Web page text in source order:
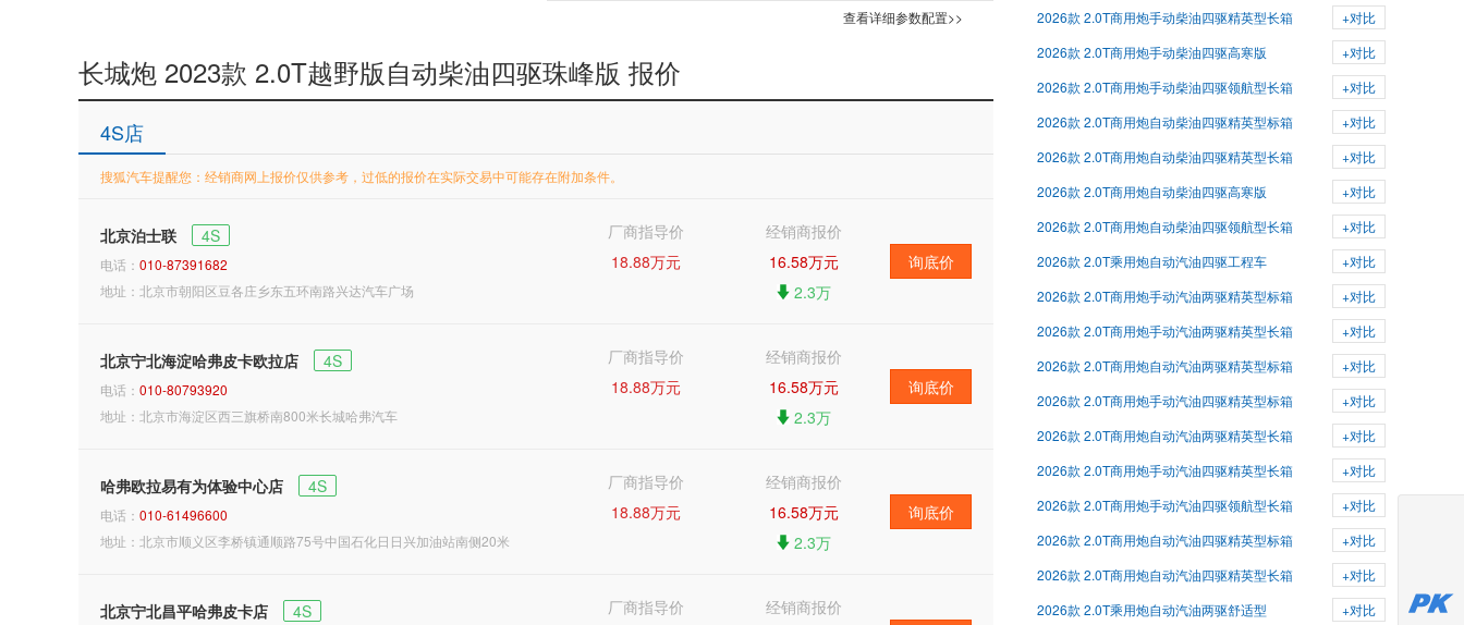
查看详细参数配置>>
长城炮 2023款 2.0T越野版自动柴油四驱珠峰版 报价
4S店
搜狐汽车提醒您：经销商网上报价仅供参考，过低的报价在实际交易中可能存在附加条件。
北京泊士联 4S
电话： 010-87391682
地址：北京市朝阳区豆各庄乡东五环南路兴达汽车广场
厂商指导价
18.88万元
经销商报价
16.58万元
2.3万
询底价
北京宁北海淀哈弗皮卡欧拉店 4S
电话： 010-80793920
地址：北京市海淀区西三旗桥南800米长城哈弗汽车
厂商指导价
18.88万元
经销商报价
16.58万元
2.3万
询底价
哈弗欧拉易有为体验中心店 4S
电话： 010-61496600
地址：北京市顺义区李桥镇通顺路75号中国石化日日兴加油站南侧20米
厂商指导价
18.88万元
经销商报价
16.58万元
2.3万
询底价
北京宁北昌平哈弗皮卡店 4S
厂商指导价
经销商报价
+对比
2026款 2.0T商用炮手动柴油四驱精英型长箱
+对比
2026款 2.0T商用炮手动柴油四驱高寒版
+对比
2026款 2.0T商用炮手动柴油四驱领航型长箱
+对比
2026款 2.0T商用炮自动柴油四驱精英型标箱
+对比
2026款 2.0T商用炮自动柴油四驱精英型长箱
+对比
2026款 2.0T商用炮自动柴油四驱高寒版
+对比
2026款 2.0T商用炮自动柴油四驱领航型长箱
+对比
2026款 2.0T乘用炮自动汽油四驱工程车
+对比
2026款 2.0T商用炮手动汽油两驱精英型标箱
+对比
2026款 2.0T商用炮手动汽油两驱精英型长箱
+对比
2026款 2.0T商用炮自动汽油两驱精英型标箱
+对比
2026款 2.0T商用炮手动汽油四驱精英型标箱
+对比
2026款 2.0T商用炮自动汽油两驱精英型长箱
+对比
2026款 2.0T商用炮手动汽油四驱精英型长箱
+对比
2026款 2.0T商用炮手动汽油四驱领航型长箱
+对比
2026款 2.0T商用炮自动汽油四驱精英型标箱
+对比
2026款 2.0T商用炮自动汽油四驱精英型长箱
+对比
2026款 2.0T乘用炮自动汽油两驱舒适型